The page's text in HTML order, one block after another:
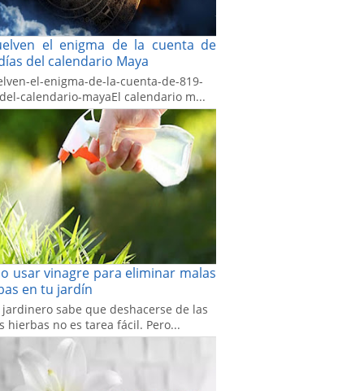
el enigma de la cuenta de
del calendario Maya
el-enigma-de-la-cuenta-de-819-
calendario-mayaEl calendario m...
usar vinagre para eliminar malas
en tu jardín
jardinero sabe que deshacerse de las
hierbas no es tarea fácil. Pero...